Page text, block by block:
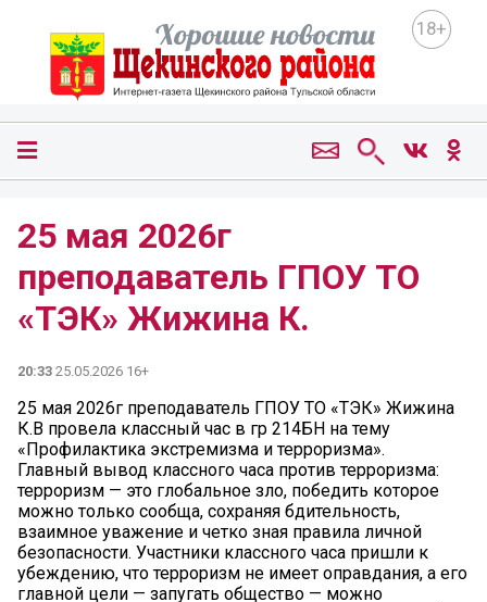
18+
25 мая 2026г
преподаватель ГПОУ ТО
«ТЭК» Жижина К.
20:33 25.05.2026 16+
25 мая 2026г преподаватель ГПОУ ТО «ТЭК» Жижина
К.В провела классный час в гр 214БН на тему
«Профилактика экстремизма и терроризма».
Главный вывод классного часа против терроризма:
терроризм — это глобальное зло, победить которое
можно только сообща, сохраняя бдительность,
взаимное уважение и четко зная правила личной
безопасности. Участники классного часа пришли к
убеждению, что терроризм не имеет оправдания, а его
главной цели — запугать общество — можно